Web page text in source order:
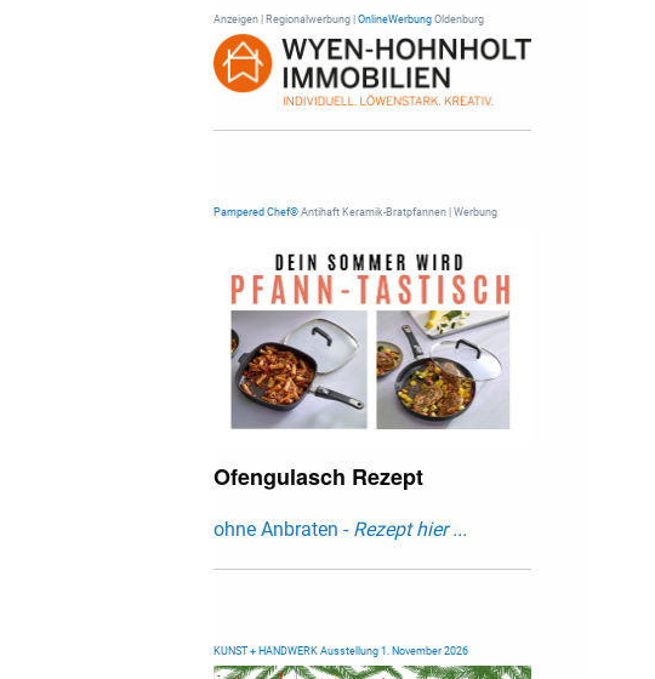
Anzeigen | Regionalwerbung | OnlineWerbungOldenburg
Pampered Chef®Antihaft Keramik-Bratpfannen | Werbung
Ofengulasch Rezept
ohne Anbraten - Rezept hier ...
KUNST + HANDWERK Ausstellung 1. November 2026